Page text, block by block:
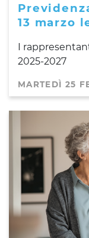
13 marzo
I
2025-2027
MARTEDÌ 25